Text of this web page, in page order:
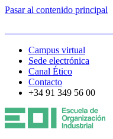
Pasar al contenido principal
Campus virtual
Sede electrónica
Canal Ético
Contacto
+34 91 349 56 00